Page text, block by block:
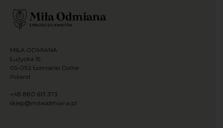
MIŁA ODMIANA
Łużycka 15
05-092 Łomianki Dolne
Poland
+48 880 613 373
sklep@milaodmiana.pl